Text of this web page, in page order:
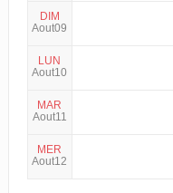
DIM
Aout09
LUN
Aout10
MAR
Aout11
MER
Aout12